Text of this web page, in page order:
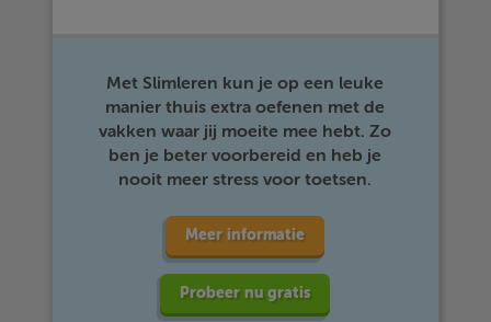
Met Slimleren kun je op een leuke
manier thuis extra oefenen met de
vakken waar jij moeite mee hebt. Zo
ben je beter voorbereid en heb je
nooit meer stress voor toetsen.
Meer informatie
Probeer nu gratis